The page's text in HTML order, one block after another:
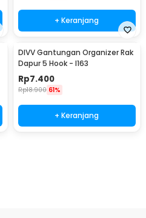
+ Keranjang
DIVV Gantungan Organizer Rak
Dapur 5 Hook - I163
Rp7.400
Rp18.900 61%
+ Keranjang